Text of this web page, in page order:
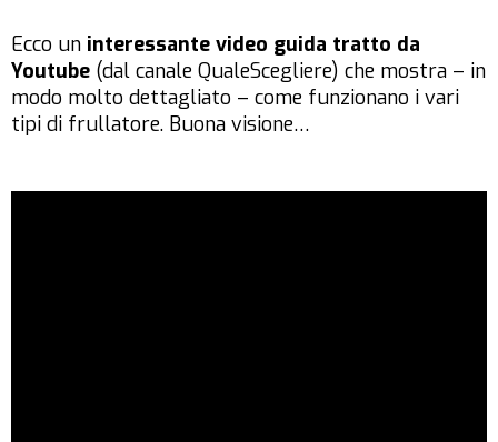
Ecco un interessante video guida tratto da
Youtube (dal canale QualeScegliere) che mostra – in
modo molto dettagliato – come funzionano i vari
tipi di frullatore. Buona visione…